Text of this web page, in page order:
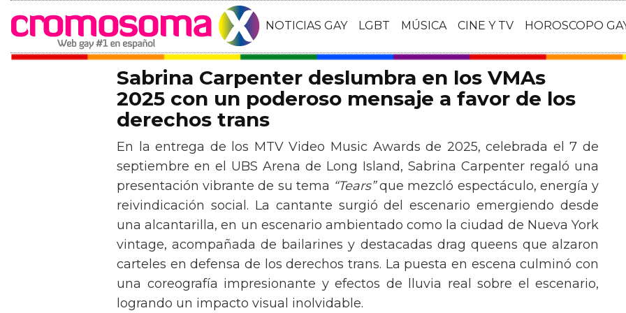
NOTICIAS GAY LGBT MÚSICA CINE Y TV HOROSCOPO
Sabrina Carpenter deslumbra en los VMAs
2025 con un poderoso mensaje a favor de los
derechos trans
En la entrega de los MTV Video Music Awards de 2025, celebrada el 7 de
septiembre en el UBS Arena de Long Island, Sabrina Carpenter regaló una
presentación vibrante de su tema “Tears”que mezcló espectáculo, energía y
reivindicación social. La cantante surgió del escenario emergiendo desde
una alcantarilla, en un escenario ambientado como la ciudad de Nueva York
vintage, acompañada de bailarines y destacadas drag queens que alzaron
carteles en defensa de los derechos trans. La puesta en escena culminó con
una coreografía impresionante y efectos de lluvia real sobre el escenario,
logrando un impacto visual inolvidable.